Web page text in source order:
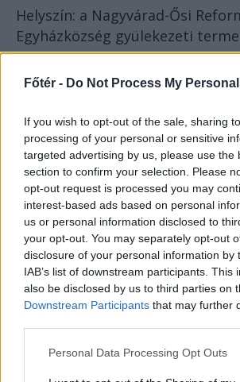
Főtér - Do Not Process My
If you wish to opt-out of the sale, sharing
processing of your personal or sensitive
targeted advertising by us, please use the
section to confirm your selection. Please
opt-out request is processed you may
interest-based ads based on personal
us or personal information disclosed to
your opt-out. You may separately opt-out
disclosure of your personal information by
IAB’s list of downstream participants. This
also be disclosed by us to third parties on
Downstream Participants that may further
Personal Data Processing Opt Outs
Helyszín: a Nagyvárad-Ősi
Egyházközség gyülekezeti terme
17.00 Nagyvárad, mint
város – előadás
Helyszín: az Ady Endre Líceum
17.00 Nagyváradi gyökerek –
fotókiállítás
Helyszín: Posticum – Szent
19.00 Bikini koncert
Helyszín: a Lotus Központ
21.00 Kormorán koncert
Helyszín: a Lotus Központ